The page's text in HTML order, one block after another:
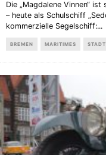
Die „Magdalene Vinnen“
– heute als Schulschiff
kommerzielle Segelschiff:...
BREMEN MARITIMES